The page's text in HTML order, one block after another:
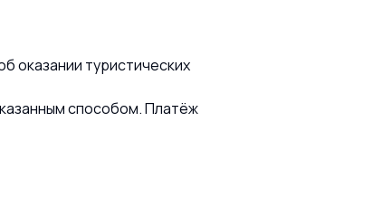
оказании туристических
способом. Платёж